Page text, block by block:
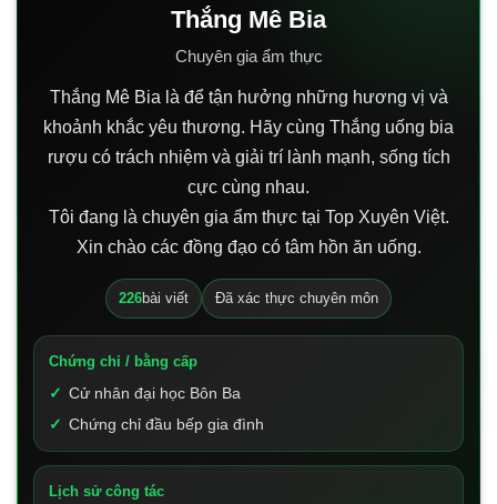
Thắng Mê Bia
Chuyên gia ẩm thực
Thắng Mê Bia là để tận hưởng những hương vị và
khoảnh khắc yêu thương. Hãy cùng Thắng uống bia
rượu có trách nhiệm và giải trí lành mạnh, sống tích
cực cùng nhau.
Tôi đang là chuyên gia ẩm thực tại Top Xuyên Việt.
Xin chào các đồng đạo có tâm hồn ăn uống.
226bài viết Đã xác thực chuyên môn
Chứng chỉ / bằng cấp
Cử nhân đại học Bôn Ba
Chứng chỉ đầu bếp gia đình
Lịch sử công tác